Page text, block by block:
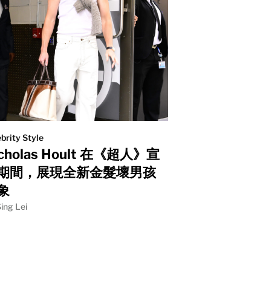
Style
Hoult 在《超人》宣
間，展現全新金髮壞男孩
Lei